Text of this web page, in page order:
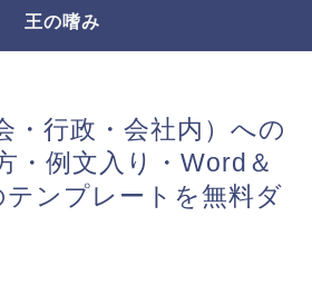
王の嗜み
・行政・会社内）への
・例文入り・Word＆
ンプレートを無料ダ